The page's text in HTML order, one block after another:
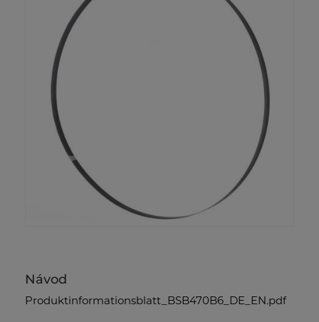
Návod
Produktinformationsblatt_BSB470B6_DE_EN.pdf